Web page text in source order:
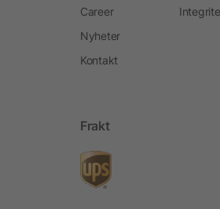
Career
Nyheter
Kontakt
Frakt